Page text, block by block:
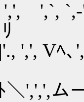
',`,
',', Vﾍ､
',',',ム